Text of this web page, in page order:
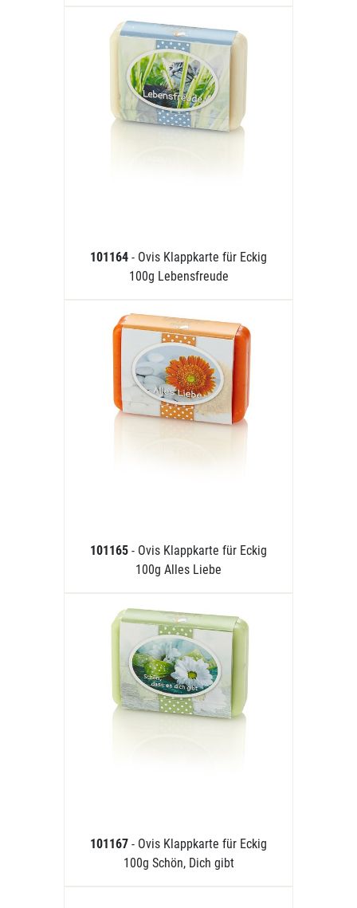
101164 - Ovis Klappkarte für Eckig
100g Lebensfreude
101165 - Ovis Klappkarte für Eckig
100g Alles Liebe
101167 - Ovis Klappkarte für Eckig
100g Schön, Dich gibt